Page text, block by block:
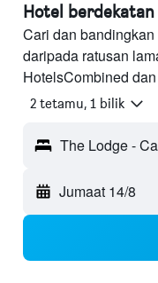
Hotel berdekatan
Cari dan
daripada ratusan
HotelsCombined
2 tetamu, 1 bilik
The Lodge -
Jumaat 14/8